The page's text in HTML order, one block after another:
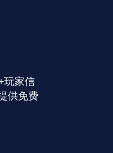
玩家信
供免费